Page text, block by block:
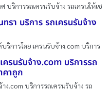
บริการรถเครนรับจ้าง รถเครนให้เช
รา บริการ รถเครนรับจ้าง
ริการโดย เครนรับจ้าง.com บริการ
ครนรับจ้าง.com บริการรถ
คาถูก
ง.com บริการรถเครนรับจ้าง รถ